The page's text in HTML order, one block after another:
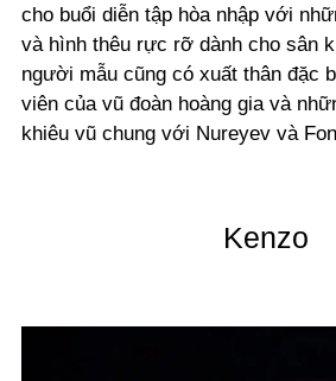
cho buổi diễn tập hòa nhập với
và hình thêu rực rỡ dành cho sân
người mẫu cũng có xuất thân đặc
viên của vũ đoàn hoàng gia và
khiêu vũ chung với Nureyev và
Kenzo